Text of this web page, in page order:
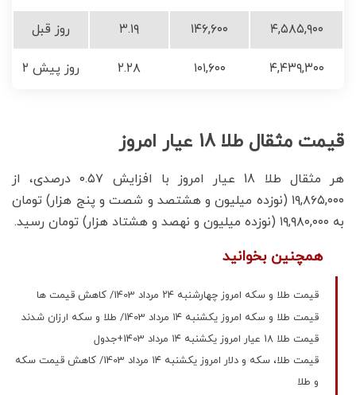
۴,۵۸۵,۹۰۰ ۱۴۶,۶۰۰ ۳.۱۹ روز قبل
۴,۴۳۹,۳۰۰ ۱۰۱,۶۰۰ ۲.۲۸ ۲ روز پیش
قیمت مثقال طلا 18 عیار امروز
هر مثقال طلا 18 عیار امروز با افزایش ۰.۵۷ درصدی، از
۱۹,۸۶۵,۰۰۰ (نوزده میلیون و هشتصد و شصت و پنج هزار) تومان
به ۱۹,۹۸۰,۰۰۰ (نوزده میلیون و نهصد و هشتاد هزار) تومان رسید.
همچنین بخوانید
قیمت طلا و سکه امروز چهارشنبه ۲۴ مرداد 1403/ کاهش قیمت ها
قیمت طلا و سکه امروز یکشنبه ۱۴ مرداد 1403/ طلا و سکه ارزان شدند
قیمت طلا 18 عیار امروز یکشنبه ۱۴ مرداد 1403+جدول
قیمت طلا، سکه و دلار امروز یکشنبه ۱۴ مرداد 1403/ کاهش قیمت سکه
و طلا